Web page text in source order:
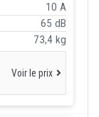
10 A
65 dB
73,4 kg
Voir le prix